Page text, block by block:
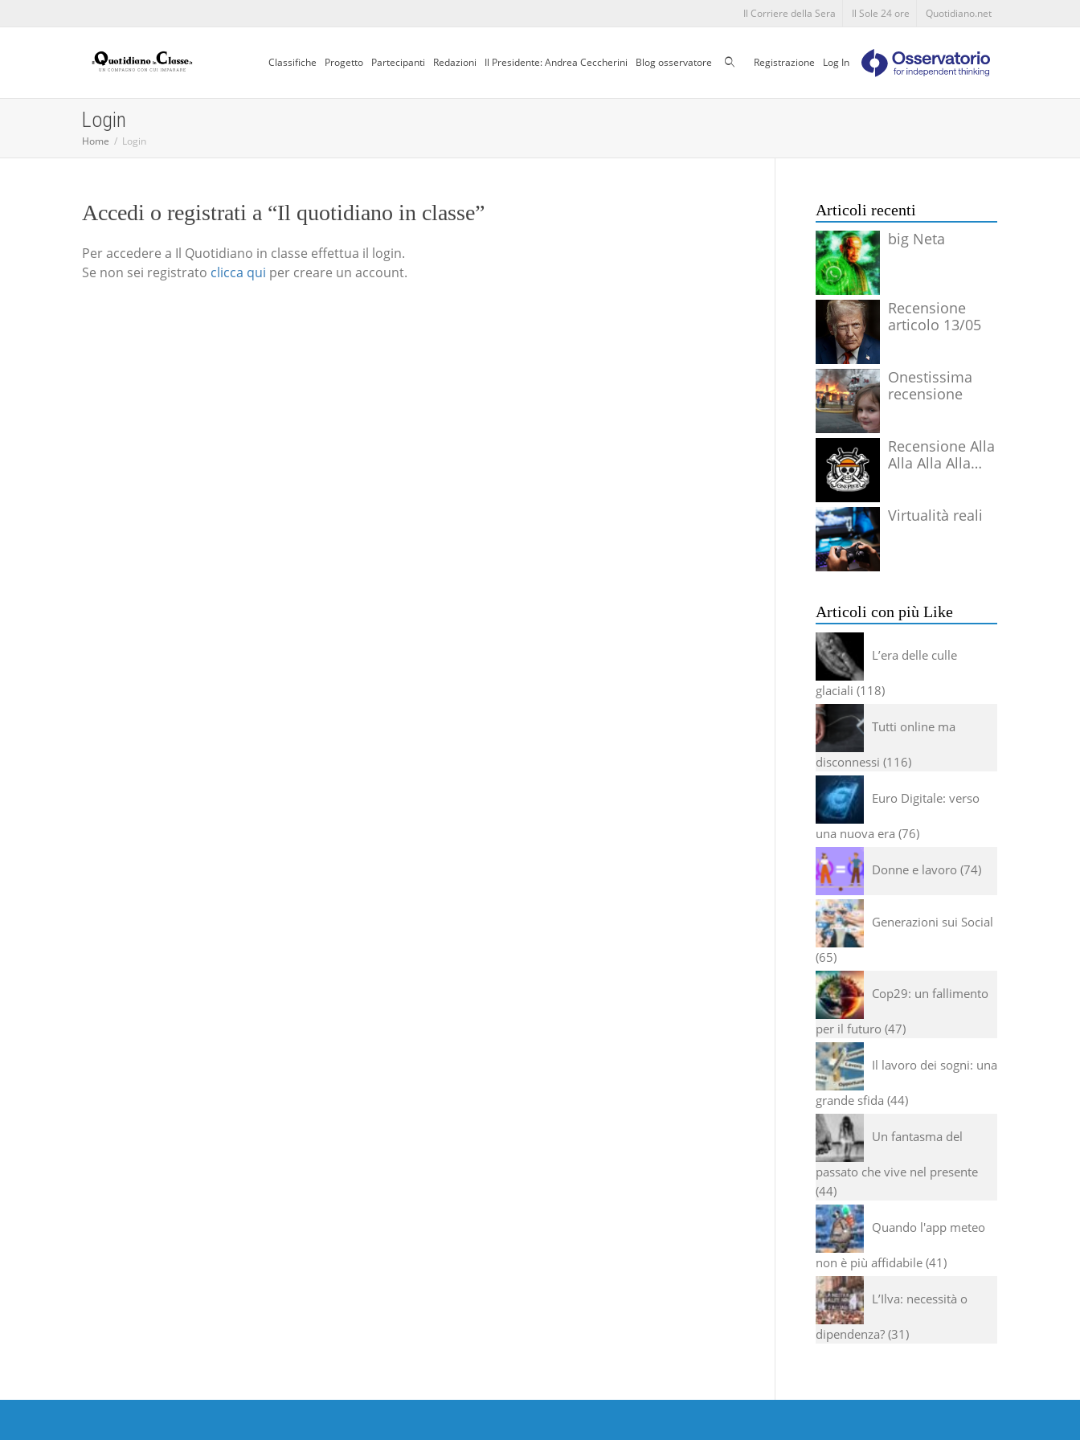
Il Corriere della Sera Il Sole 24 ore Quotidiano.net
Classifiche Progetto Partecipanti Redazioni Il Presidente: Andrea Ceccherini Blog osservatore CercaRegistrazione Log In
Login
Home Login
Accedi o registrati a “Il quotidiano in classe”
Per accedere a Il Quotidiano in classe effettua il login.
Se non sei registrato clicca qui per creare un account.
Articoli recenti
big Neta
Recensione
articolo 13/05
Onestissima
recensione
Recensione Alla
Alla Alla Alla
Virtualità reali
Articoli con più Like
L’era delle culle
glaciali 118
Tutti online ma
disconnessi 116
Euro Digitale: verso
una nuova era 76
Donne e lavoro 74
Generazioni sui Social
65
Cop29: un fallimento
per il futuro 47
Il lavoro dei sogni: una
grande sfida 44
Un fantasma del
passato che vive nel presente
44
Quando l'app meteo
non è più affidabile 41
L’Ilva: necessità o
dipendenza? 31